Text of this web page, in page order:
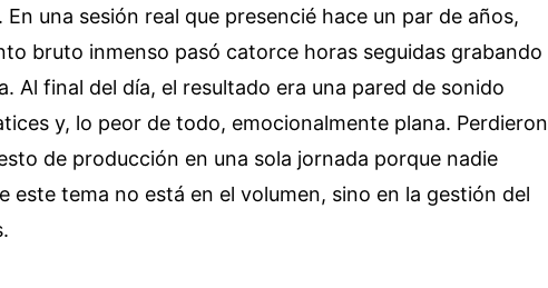
una sesión real que presencié hace un par de años,
bruto inmenso pasó catorce horas seguidas grabando
Al final del día, el resultado era una pared de sonido
y, lo peor de todo, emocionalmente plana. Perdieron
de producción en una sola jornada porque nadie
este tema no está en el volumen, sino en la gestión del